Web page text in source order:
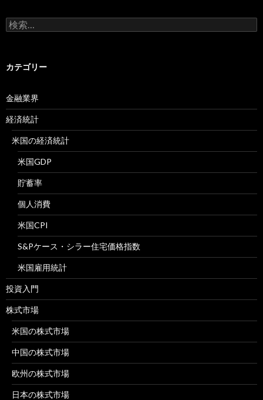
検
索:
カテゴリー
金融業界
経済統計
米国の経済統計
米国GDP
貯蓄率
個人消費
米国CPI
S&Pケース・シラー住宅価格指数
米国雇用統計
投資入門
株式市場
米国の株式市場
中国の株式市場
欧州の株式市場
日本の株式市場